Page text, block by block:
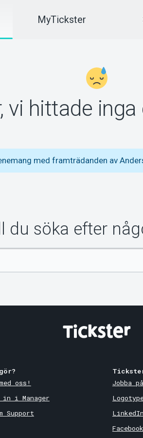
MyTickster
vi hittade
med framträdanden av
du söka efter
oss!
in i Manager
Support
Jobba
LinkedIn
Facebook